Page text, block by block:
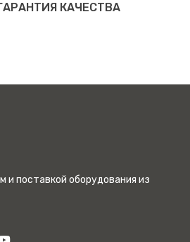
КАЧЕСТВА
и поставкой оборудования из